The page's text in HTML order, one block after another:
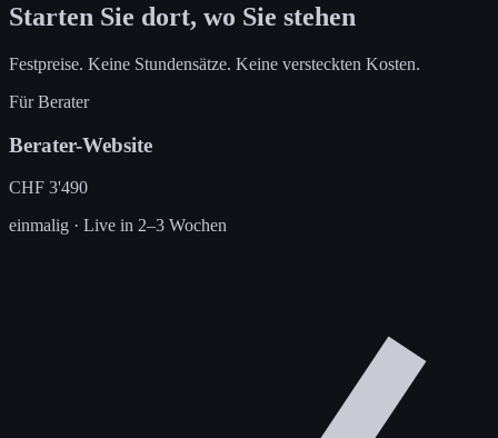
Starten Sie dort, wo Sie stehen
Festpreise. Keine Stundensätze. Keine versteckten Kosten.
Für Berater
Berater-Website
CHF 3'490
einmalig · Live in 2–3 Wochen